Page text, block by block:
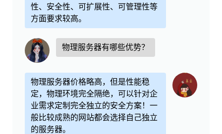
性、安全性、可扩展性、可管理性等
方面要求较高。
物理服务器有哪些优势？
物理服务器价格略高，但是性能稳
定，物理环境完全隔绝，可以针对企
业需求定制完全独立的安全方案！一
般比较成熟的网站都会选择自己独立
的服务器。